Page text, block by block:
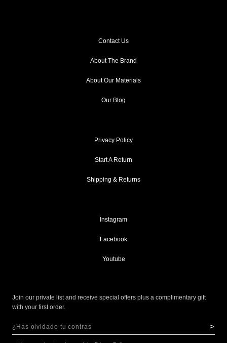
Contact Us
About The Brand
About Our Materials
Our Blog
Privacy Policy
Start A Return
Shipping & Returns
Instagram
Facebook
Youtube
Join our private list and receive special offers plus a complimentary gift
with your first order.
NEWSLETTER
Sign Up for Our Newsletter: >